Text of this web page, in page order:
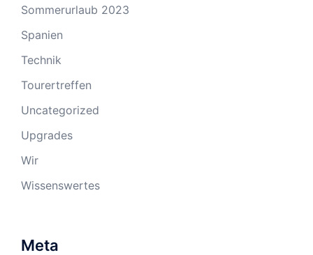
Sommerurlaub 2023
Spanien
Technik
Tourertreffen
Uncategorized
Upgrades
Wir
Wissenswertes
Meta